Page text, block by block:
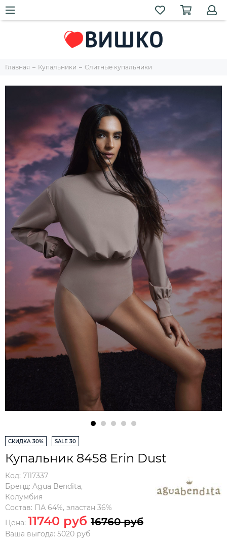
Главная Купальники Слитные купальники
СКИДКА 30% SALE 30
Купальник 8458 Erin Dust
Код: 7117337
Бренд: Agua Bendita,
Колумбия
Состав: ПА 64%, эластан 36%
Цена: 11740 руб 16760 руб
Ваша выгода: 5020 руб